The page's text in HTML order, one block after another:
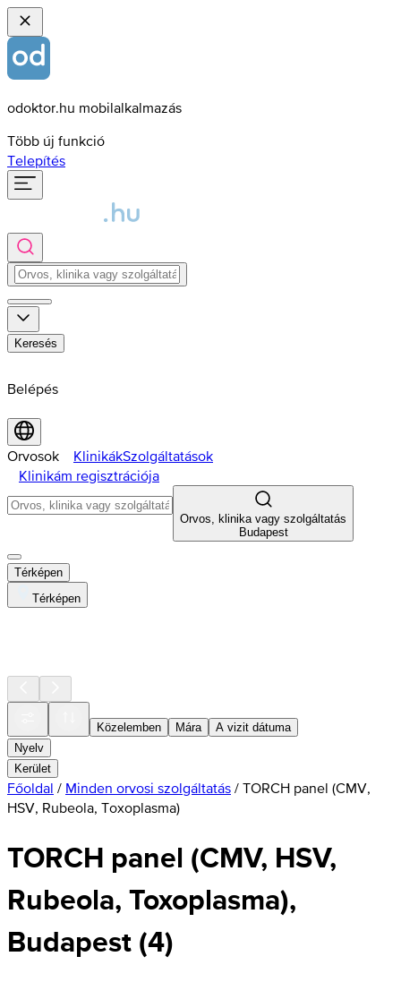
odoktor.hu mobilalkalmazás
Több új funkció
Telepítés
Keresés
Belépés
Orvosok KlinikákSzolgáltatások
Klinikám regisztrációja
Orvos, klinika vagy szolgáltatás
Budapest
Térképen
Térképen
Közelemben Mára
A vizit dátuma
Nyelv
Kerület
Főoldal / Minden orvosi szolgáltatás / TORCH panel (CMV,
HSV, Rubeola, Toxoplasma)
TORCH panel (CMV, HSV,
Rubeola, Toxoplasma),
Budapest(4)